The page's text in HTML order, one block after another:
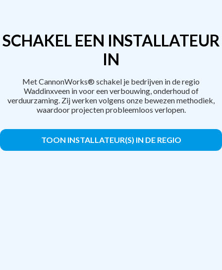
SCHAKEL EEN INSTALLATEUR
IN
Met CannonWorks® schakel je bedrijven in de regio
Waddinxveen in voor een verbouwing, onderhoud of
verduurzaming. Zij werken volgens onze bewezen methodiek,
waardoor projecten probleemloos verlopen.
TOON INSTALLATEUR(S) IN DE REGIO